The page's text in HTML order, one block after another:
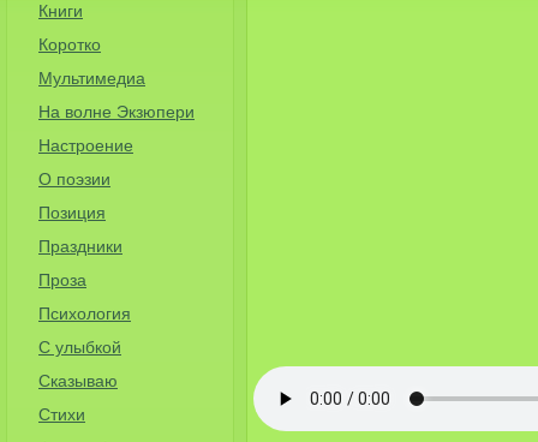
Книги
Коротко
Мультимедиа
На волне Экзюпери
Настроение
О поэзии
Позиция
Праздники
Проза
Психология
С улыбкой
Сказываю
Стихи